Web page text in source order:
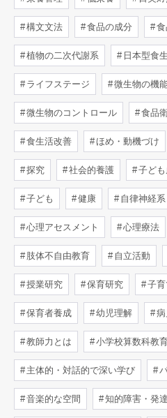
構文文法 食品の成分 食
植物の二次代謝系 日本型食
ライフステージ 微生物の機
微生物のコントロール 食品
食生活改善 ほめ・動機づけ
探究 社会的養護 子ども
子ども 健康 自律神経系
心理アセスメント 心理療法
肢体不自由教育 自立活動
授業研究 保育研究 子育
保育者養成 幼児理解 病
教師力とは 小学校算数科教
主体的・対話的で深い学び
音楽的な空間 知的障害・発